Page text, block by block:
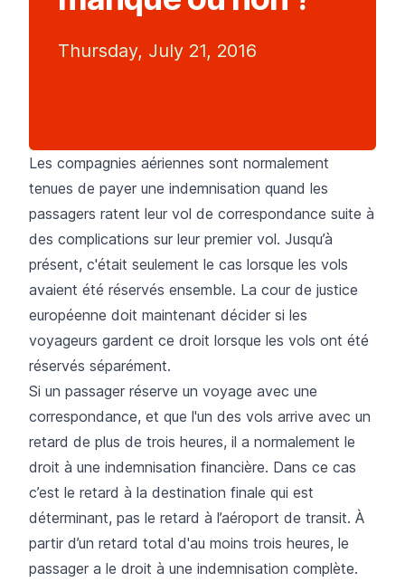
Thursday, July 21, 2016
Les compagnies aériennes sont normalement
tenues de payer une indemnisation quand les
passagers ratent leur vol de correspondance suite à
des complications sur leur premier vol. Jusqu’à
présent, c'était seulement le cas lorsque les vols
avaient été réservés ensemble. La cour de justice
européenne doit maintenant décider si les
voyageurs gardent ce droit lorsque les vols ont été
réservés séparément.
Si un passager réserve un voyage avec une
correspondance, et que l'un des vols arrive avec un
retard de plus de trois heures, il a normalement le
droit à une indemnisation financière. Dans ce cas
c’est le retard à la destination finale qui est
déterminant, pas le retard à l’aéroport de transit. À
partir d’un retard total d'au moins trois heures, le
passager a le droit à une indemnisation complète.